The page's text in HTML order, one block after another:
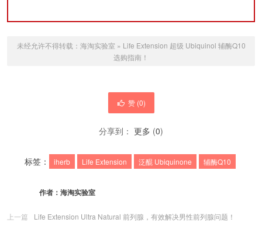
未经允许不得转载： 海淘实验室 » Life Extension 超级 Ubiquinol 辅酶Q10
选购指南！
赞 (0)
分享到： 更多 (0)
标签： iherb Life Extension 泛醌 Ubiquinone 辅酶Q10
作者： 海淘实验室
上一篇
Life Extension Ultra Natural 前列腺，有效解决男性前列腺问题！